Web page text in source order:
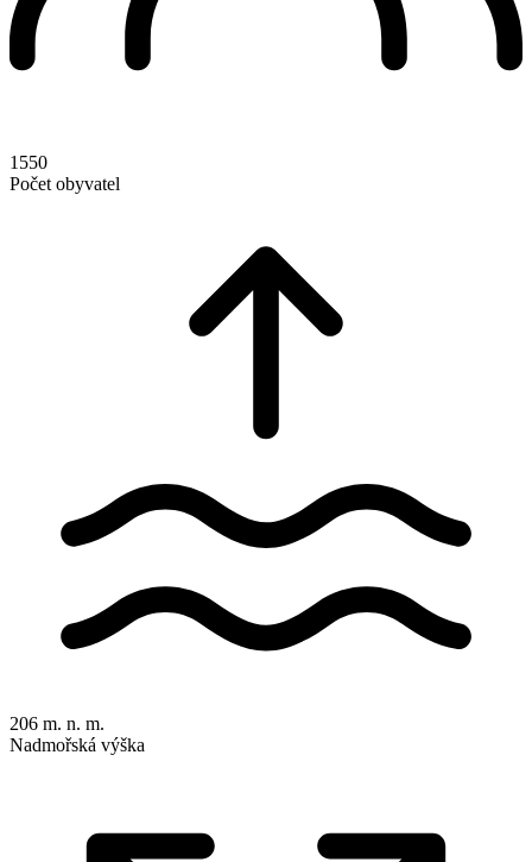
1550
Počet obyvatel
206 m. n. m.
Nadmořská výška